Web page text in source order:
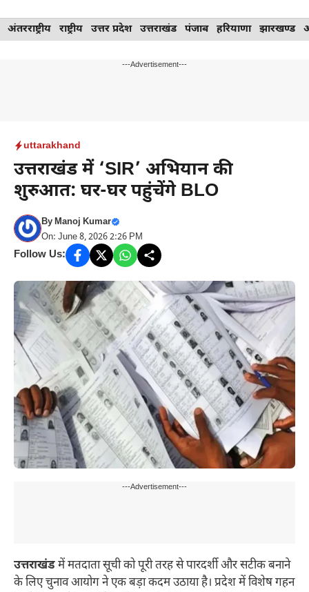
Skip
to
अंतरराष्ट्रीय राष्ट्रीय उत्तर प्रदेश उत्तराखंड पंजाब हरियाणा झारखण्ड
---Advertisement---
uttarakhand
उत्तराखंड में ‘SIR’ अभियान की
शुरुआत: घर-घर पहुंचेंगे BLO
ByManoj Kumar
On: June 8, 2026 2:26 PM
Follow Us:
---Advertisement---
उत्तराखंडमें मतदाता सूची को पूरी तरह से पारदर्शी और सटीक बनाने
के लिए चुनाव आयोग ने एक बड़ा कदम उठाया है। प्रदेश में विशेष गहन